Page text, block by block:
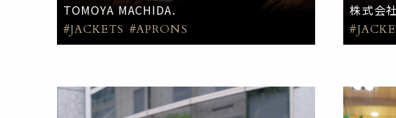
TOMOYA MACHIDA.
#JACKETS #APRONS
株式会